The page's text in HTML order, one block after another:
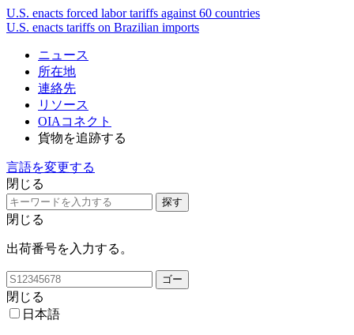
U.S. enacts forced labor tariffs against 60 countries
U.S. enacts tariffs on Brazilian imports
ニュース
所在地
連絡先
リソース
OIAコネクト
貨物を追跡する
言語を変更する
閉じる
閉じる
出荷番号を入力する。
閉じる
日本語